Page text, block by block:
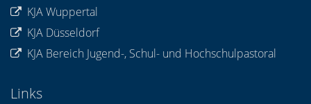
KJA Wuppertal
KJA Düsseldorf
KJA Bereich Jugend-, Schul- und Hochschulpastoral
Links